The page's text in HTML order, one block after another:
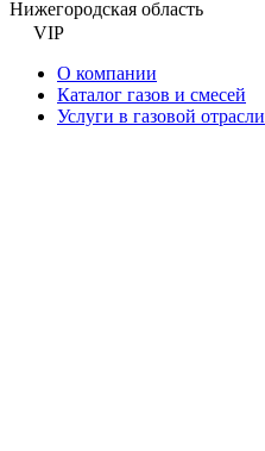
Нижегородская область
VIP
О компании
Каталог газов и смесей
Услуги в газовой отрасли